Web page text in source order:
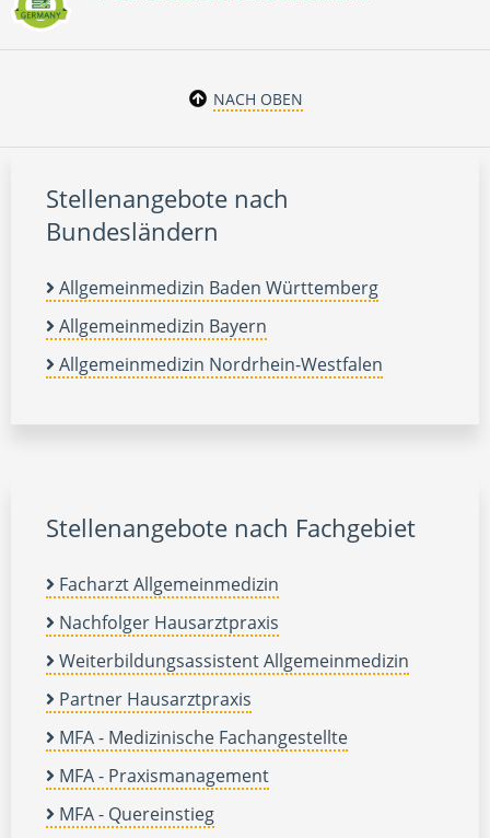
NACH OBEN
Stellenangebote nach
Bundesländern
Allgemeinmedizin Baden Württemberg
Allgemeinmedizin Bayern
Allgemeinmedizin Nordrhein-Westfalen
Stellenangebote nach Fachgebiet
Facharzt Allgemeinmedizin
Nachfolger Hausarztpraxis
Weiterbildungsassistent Allgemeinmedizin
Partner Hausarztpraxis
MFA - Medizinische Fachangestellte
MFA - Praxismanagement
MFA - Quereinstieg